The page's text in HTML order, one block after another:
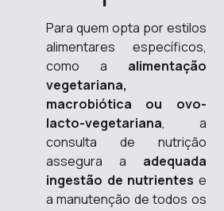
Para quem opta por estilos
alimentares específicos,
como a alimentação
vegetariana,
macrobiótica ou ovo-
lacto-vegetariana, a
consulta de nutrição
assegura a adequada
ingestão de nutrientes e
a manutenção de todos os